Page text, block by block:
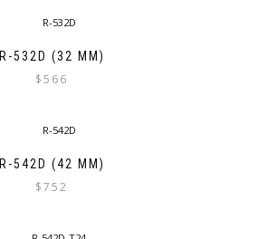
R-532D (32 MM)
$566
R-542D (42 MM)
$752